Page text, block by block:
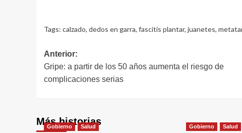
Tags: calzado, dedos en garra, fascitis plantar, juanetes,
Navegación
de
entradas
Anterior:
Gripe: a partir de los 50 años aumenta el riesgo de
complicaciones serias
Más historias
Gobierno Salud Gobierno Salud